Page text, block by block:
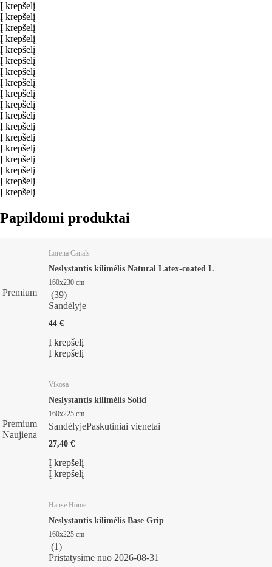
Į krepšelį
Į krepšelį
Į krepšelį
Į krepšelį
Į krepšelį
Į krepšelį
Į krepšelį
Į krepšelį
Į krepšelį
Į krepšelį
Į krepšelį
Į krepšelį
Į krepšelį
Į krepšelį
Į krepšelį
Į krepšelį
Į krepšelį
Į krepšelį
Papildomi produktai
Premium
Lorena Canals
Neslystantis kilimėlis Natural Latex-coated L
160x230 cm
(39)
Sandėlyje
44 €
Į krepšelį
Į krepšelį
Premium
Naujiena
Vikosa
Neslystantis kilimėlis Solid
160x225 cm
SandėlyjePaskutiniai vienetai
27,40 €
Į krepšelį
Į krepšelį
Hanse Home
Neslystantis kilimėlis Base Grip
160x225 cm
(1)
Pristatysime nuo 2026‑08‑31